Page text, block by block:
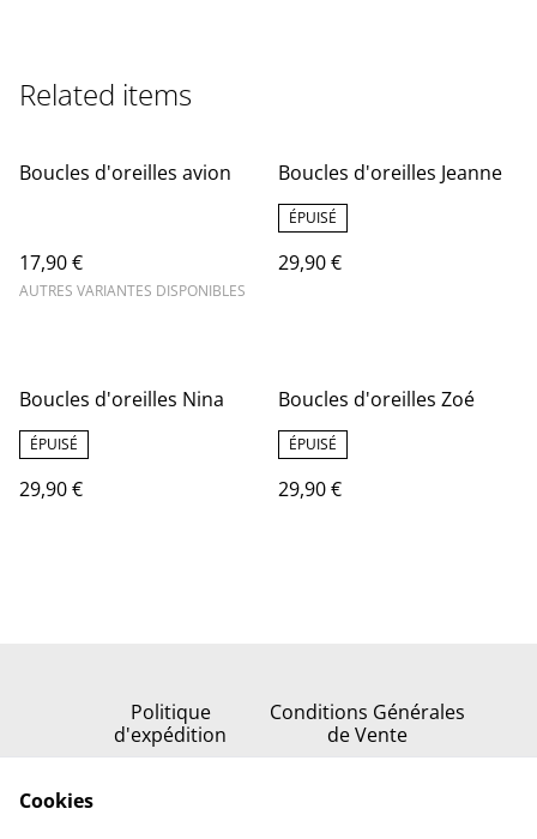
Related items
Boucles d'oreilles avion
17,90 €
AUTRES VARIANTES DISPONIBLES
Boucles d'oreilles Jeanne
ÉPUISÉ
29,90 €
Boucles d'oreilles Nina
ÉPUISÉ
29,90 €
Boucles d'oreilles Zoé
ÉPUISÉ
29,90 €
Politique
d'expédition
Conditions Générales
de Vente
Cookies